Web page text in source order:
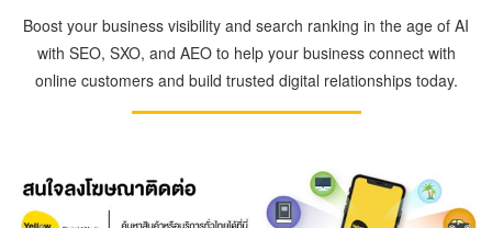
Boost your business visibility and search ranking in the age of AI
with SEO, SXO, and AEO to help your business connect with
online customers and build trusted digital relationships today.